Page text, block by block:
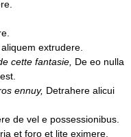
extrudere.
cette fantasie, De eo nulla
ennuy, Detrahere alicui
de vel e possessionibus.
et foro et lite eximere,